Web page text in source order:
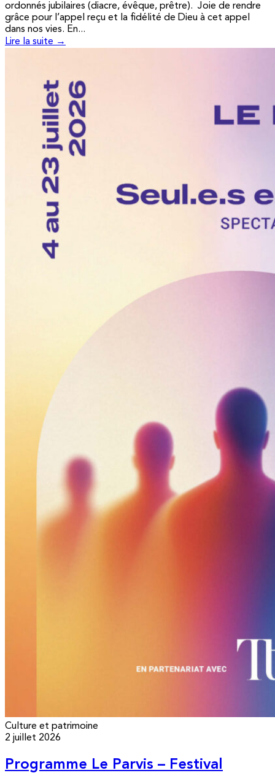
ordonnés jubilaires (diacre, évêque, prêtre). Joie de rendre
grâce pour l’appel reçu et la fidélité de Dieu à cet appel
dans nos vies. En...
Lire la suite →
Culture et patrimoine
2 juillet 2026
Programme Le Parvis – Festival